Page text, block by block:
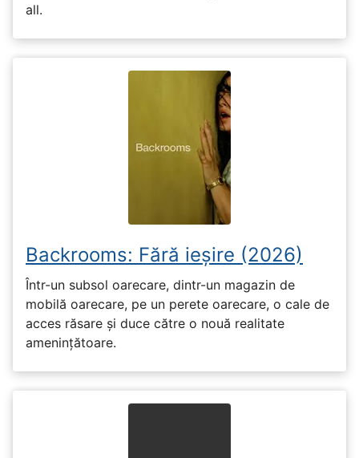
all.
Backrooms: Fără ieșire (2026)
Într-un subsol oarecare, dintr-un magazin de
mobilă oarecare, pe un perete oarecare, o cale de
acces răsare și duce către o nouă realitate
amenințătoare.